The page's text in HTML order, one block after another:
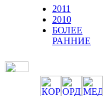
2011
2010
БОЛЕЕ
РАННИЕ